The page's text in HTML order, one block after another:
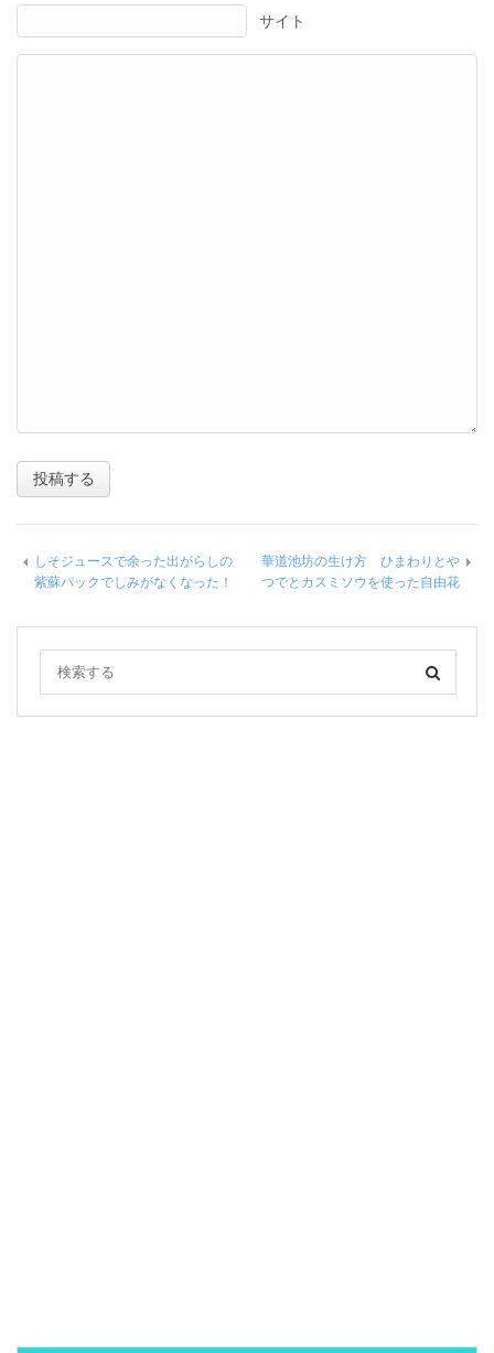
サイト
しそジュースで余った出がらしの
紫蘇パックでしみがなくなった！
華道池坊の生け方 ひまわりとや
つでとカスミソウを使った自由花